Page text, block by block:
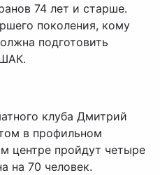
74 лет и старше.
поколения, кому
подготовить
клуба Дмитрий
в профильном
центре пройдут четыре
на 70 человек.